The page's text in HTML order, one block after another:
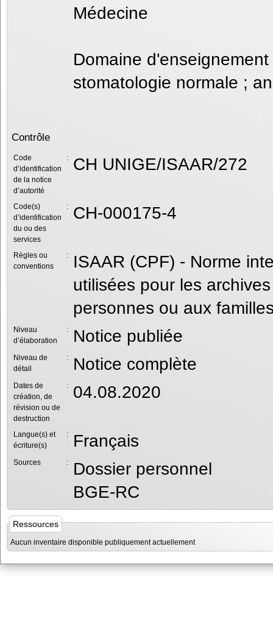
Médecine
Domaine
stomatologie normale ;
Contrôle
Code
d’identification
de la notice
d’autorité
: CH UNIGE/ISAAR/272
Code(s)
d’identification
du ou des
services
: CH-000175-4
Règles ou
conventions
:
ISAAR (CPF) - Norme
utilisées pour les
personnes ou aux
Niveau
d’élaboration
: Notice publiée
Niveau de
détail
: Notice complète
Dates de
création, de
révision ou de
destruction
: 04.08.2020
Langue(s) et
écriture(s)
: Français
Sources :
Dossier personnel
BGE-RC
Ressources
Aucun inventaire disponible publiquement actuellement